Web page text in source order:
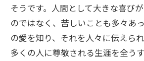
そうです。人間として大きな喜び
のではなく、苦しいことも多々あ
の愛を知り、それを人々に伝えら
多くの人に尊敬される生涯を全う